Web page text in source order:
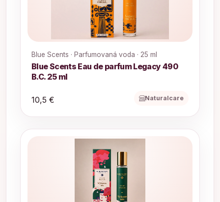
Blue Scents · Parfumovaná voda · 25 ml
Blue Scents Eau de parfum Legacy 490
B.C. 25 ml
10,5 € Naturalcare